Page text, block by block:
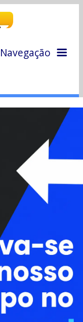
Colunas
Colaboradores
Cursos
Enviar Dica